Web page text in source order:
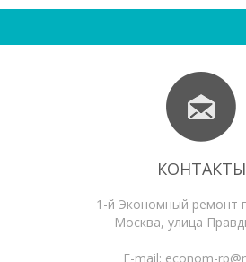
КОНТАКТЫ
1-й Экономный ремонт
Москва, улица
E-mail: econom-